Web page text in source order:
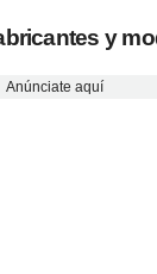
y
Anúnciate aquí